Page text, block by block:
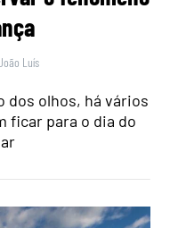
Luís
dos olhos, há vários
ficar para o dia do